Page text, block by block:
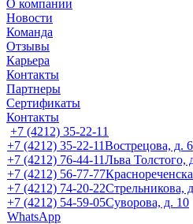
О компании
Новости
Команда
Отзывы
Карьера
Контакты
Партнеры
Сертификаты
Контакты
+7 (4212) 35-22-11
+7 (4212) 35-22-11Вострецова, д. 6
+7 (4212) 76-44-11Льва Толстого,
+7 (4212) 56-77-77
+7 (4212) 74-20-22Стрельникова,
+7 (4212) 54-59-05Суворова, д. 10
WhatsApp